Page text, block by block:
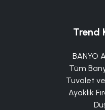
Trend
BANYO
Tüm
Tuvalet ve
Ayaklık